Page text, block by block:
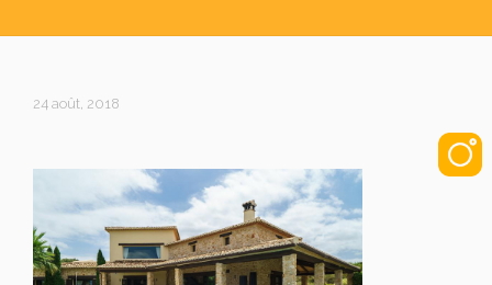
24 août, 2018